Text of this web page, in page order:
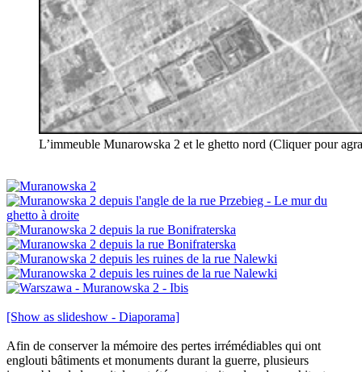
L’immeuble Munarowska 2 et le ghetto nord (Cliquer pour
[Show as slideshow - Diaporama]
Afin de conserver la mémoire des pertes irrémédiables qui ont
englouti bâtiments et monuments durant la guerre, plusieurs